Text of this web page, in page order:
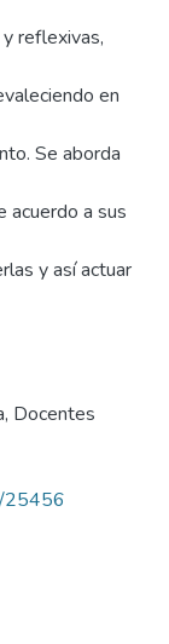
reflexivas,
en
Se aborda
acuerdo a sus
y así actuar
, Docentes
25456